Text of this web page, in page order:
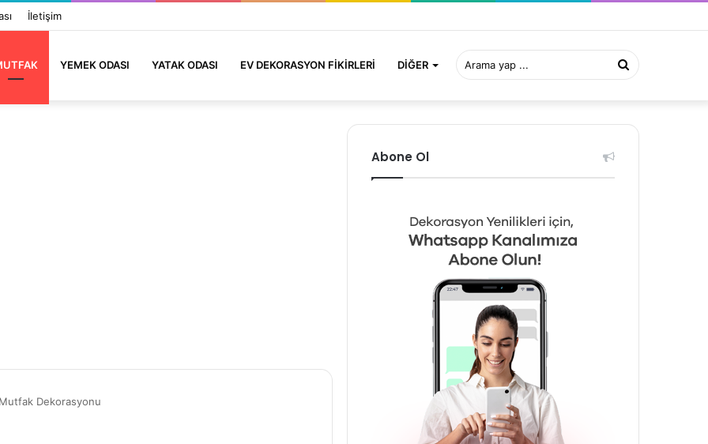
İletişim
YEMEK ODASI YATAK ODASI EV DEKORASYON FIKIRLERI DIĞER Arama
yap
Dekorasyonu
Abone Ol